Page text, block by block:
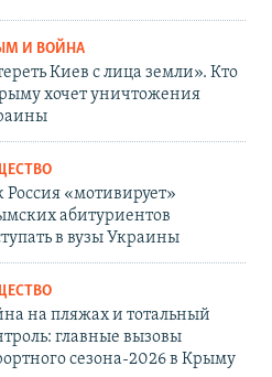
И ВОЙНА
Киев с лица земли». Кто
хочет уничтожения
Россия «мотивирует»
абитуриентов
в вузы Украины
на пляжах и тотальный
главные вызовы
сезона-2026 в Крыму